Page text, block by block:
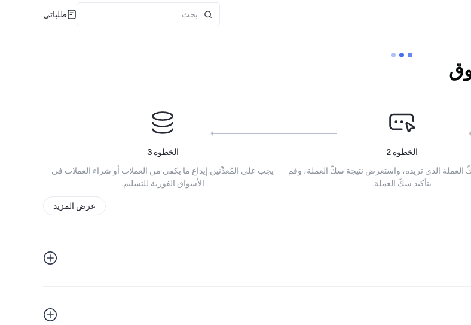
طلباتي
الخطوة 2
العملة الذي تريده، واستعرض نتيجة سكّ العملة، وقم
بتأكيد سكّ العملة.
الخطوة 3
يجب على المُعدِّنين إيداع ما يكفي من العملات أو شراء العملات في
الأسواق الفورية للتسليم.
عرض المزيد